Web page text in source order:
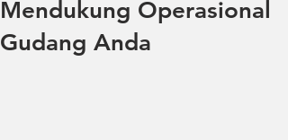
Mendukung Operasional
Gudang Anda